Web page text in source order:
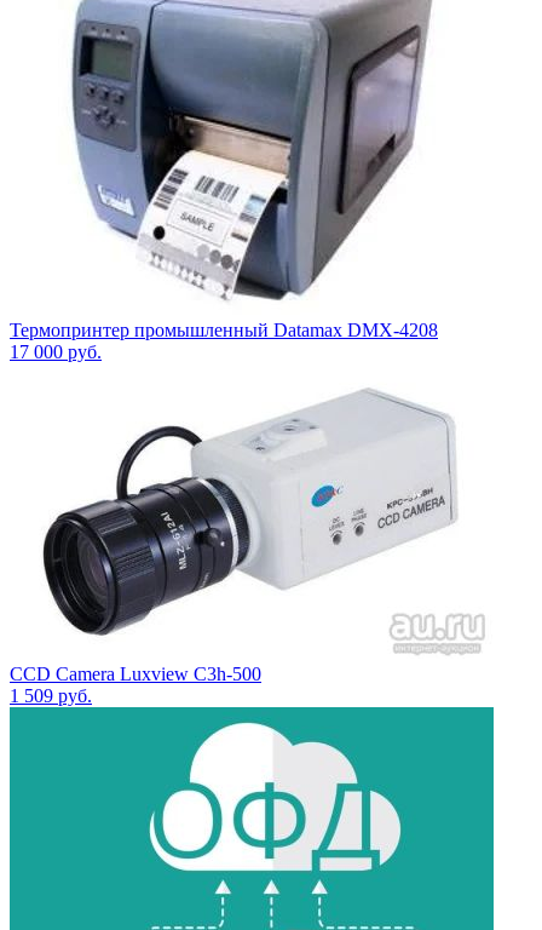
Термопринтер промышленный Datamax DMX-4208
17 000 руб.
CCD Camera Luxview C3h-500
1 509 руб.